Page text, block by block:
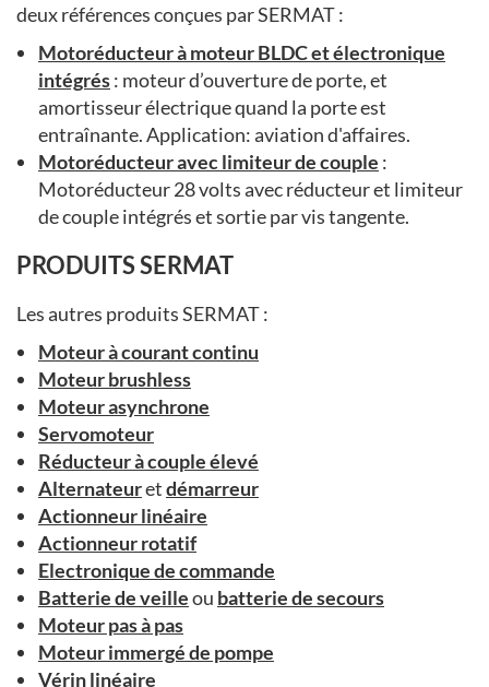
deux références conçues par SERMAT :
Motoréducteur à moteur BLDC et électronique
intégrés: moteur d’ouverture de porte, et
amortisseur électrique quand la porte est
entraînante. Application: aviation d'affaires.
Motoréducteur avec limiteur de couple :
Motoréducteur 28 volts avec réducteur et limiteur
de couple intégrés et sortie par vis tangente.
PRODUITS SERMAT
Les autres produits SERMAT :
Moteur à courant continu
Moteur brushless
Moteur asynchrone
Servomoteur
Réducteur à couple élevé
Alternateuretdémarreur
Actionneur linéaire
Actionneur rotatif
Electronique de commande
Batterie de veilleou batterie de secours
Moteur pas à pas
Moteur immergé de pompe
Vérin linéaire